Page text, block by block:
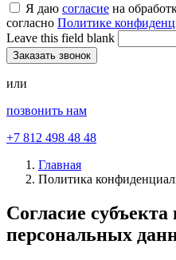
Я даю согласие на
согласно Политике
Leave this field blank
или
позвонить нам
+7 812 498 48 48
Главная
Политика
Согласие субъекта
персональных